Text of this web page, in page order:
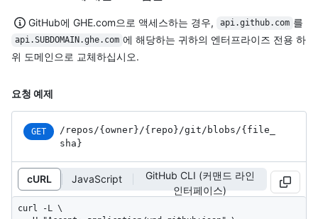
GitHub에 GHE.com으로 액세스하는 경우, api.github.com 를
api.SUBDOMAIN.ghe.com 에 해당하는 귀하의 엔터프라이즈 전용 하
위 도메인으로 교체하십시오.
요청 예제
GET /repos /{owner} /{repo} /git /blobs /{file_
sha}
cURL JavaScript
GitHub CLI (커맨드 라인
인터페이스)
curl -L \